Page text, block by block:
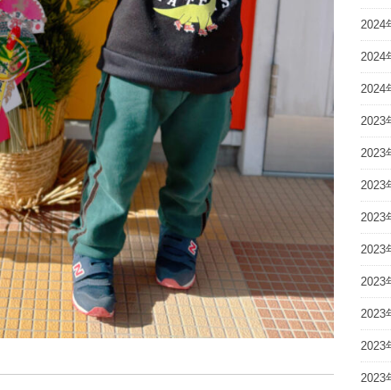
2024
2024
2024
2023
2023
2023
2023
2023
2023
2023
2023
2023